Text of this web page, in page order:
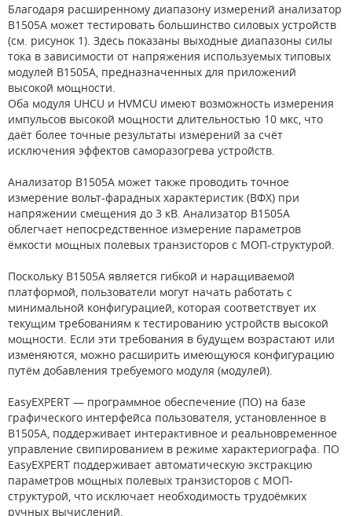
Благодаря расширенному диапазону измерений анализатор
B1505A может тестировать большинство силовых устройств
(см. рисунок 1). Здесь показаны выходные диапазоны силы
тока в зависимости от напряжения используемых типовых
модулей B1505A, предназначенных для приложений
высокой мощности.
Оба модуля UHCU и HVMCU имеют возможность измерения
импульсов высокой мощности длительностью 10 мкс, что
даёт более точные результаты измерений за счёт
исключения эффектов саморазогрева устройств.
Анализатор B1505A может также проводить точное
измерение вольт-фарадных характеристик (ВФХ) при
напряжении смещения до 3 кВ. Анализатор B1505A
облегчает непосредственное измерение параметров
ёмкости мощных полевых транзисторов с МОП-структурой.
Поскольку B1505A является гибкой и наращиваемой
платформой, пользователи могут начать работать с
минимальной конфигурацией, которая соответствует их
текущим требованиям к тестированию устройств высокой
мощности. Если эти требования в будущем возрастают или
изменяются, можно расширить имеющуюся конфигурацию
путём добавления требуемого модуля (модулей).
EasyEXPERT — программное обеспечение (ПО) на базе
графического интерфейса пользователя, установленное в
B1505A, поддерживает интерактивное и реальновременное
управление свипированием в режиме характериографа. ПО
EasyEXPERT поддерживает автоматическую экстракцию
параметров мощных полевых транзисторов с МОП-
структурой, что исключает необходимость трудоёмких
ручных вычислений.